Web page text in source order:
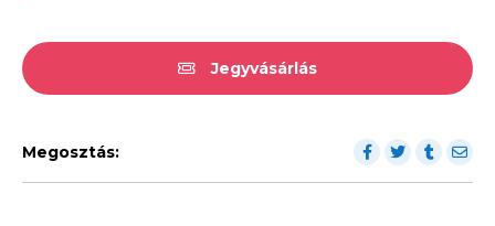
Jegyvásárlás
Megosztás: